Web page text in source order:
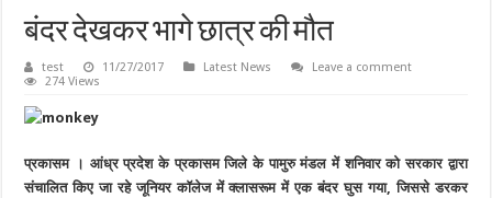
बंदर देखकर भागे छात्र की मौत
test 11/27/2017 Latest News
Leave a comment
274 Views
प्रकासम । आंध्र प्रदेश के प्रकासम जिले के पामुरु मंडल में शनिवार को सरकार द्वारा
संचालित किए जा रहे जूनियर कॉलेज में क्लासरूम में एक बंदर घुस गया, जिससे डरकर